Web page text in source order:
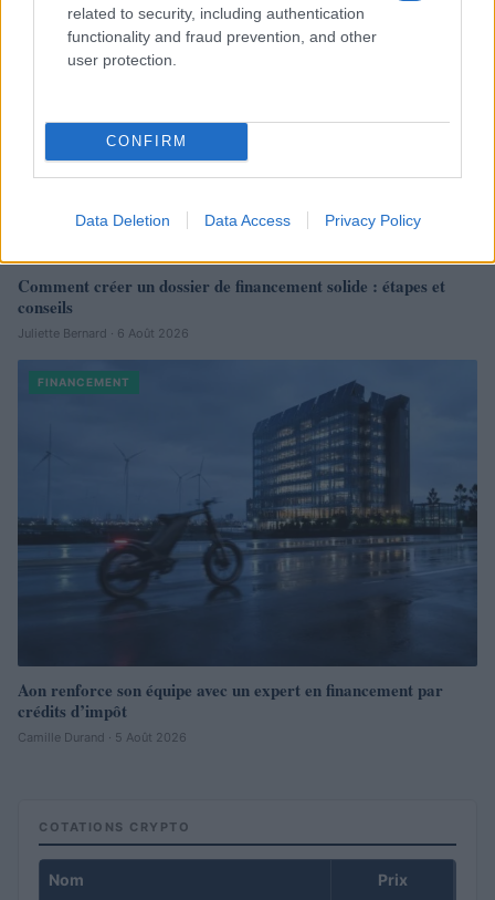
related to security, including authentication
functionality and fraud prevention, and other
user protection.
CONFIRM
Data Deletion Data Access Privacy Policy
Comment créer un dossier de financement solide : étapes et
conseils
Juliette Bernard · 6 Août 2026
FINANCEMENT
Aon renforce son équipe avec un expert en financement par
crédits d’impôt
Camille Durand · 5 Août 2026
COTATIONS CRYPTO
Nom Prix